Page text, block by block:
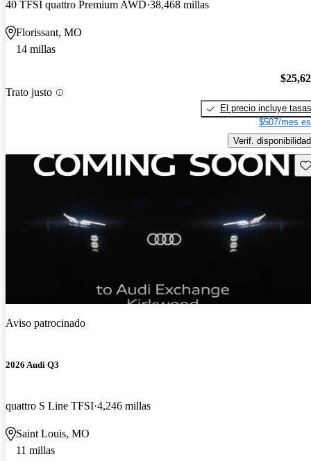
40 TFSI quattro Premium AWD 38,468 millas
Florissant, MO
14 millas
Trato justo
El precio incluye tasas
$507/mes
Verif. disponibilidad
Aviso patrocinado
2026 Audi Q3
quattro S Line TFSI 4,246 millas
Saint Louis, MO
11 millas